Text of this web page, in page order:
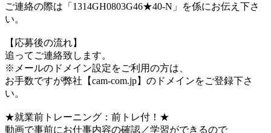
ご連絡の際は「1314GH0803G46★40-N」を係にお伝え下さ
い。
【応募後の流れ】
追ってご連絡致します。
※メールのドメイン設定をご利用の方は、
お手数ですが弊社【cam-com.jp】のドメインをご登録下さ
い。
★就業前トレーニング：前トレ付！★
動画で事前にお仕事内容の確認／学習ができるので